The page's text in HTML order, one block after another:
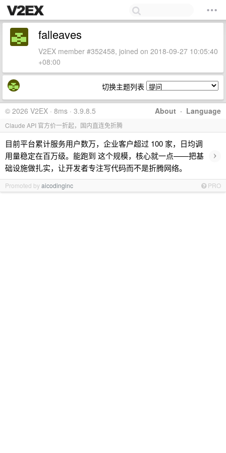
falleaves
V2EX member #352458, joined on 2018-09-27 10:05:40
+08:00
切换主题列表
About · Language
© 2026 V2EX · 8ms · 3.9.8.5
Claude API 官方价一折起，国内直连免折腾
目前平台累计服务用户数万，企业客户超过 100 家，日均调
用量稳定在百万级。能跑到 这个规模，核心就一点——把基
础设施做扎实，让开发者专注写代码而不是折腾网络。
›
Promoted byaicodinginc PRO